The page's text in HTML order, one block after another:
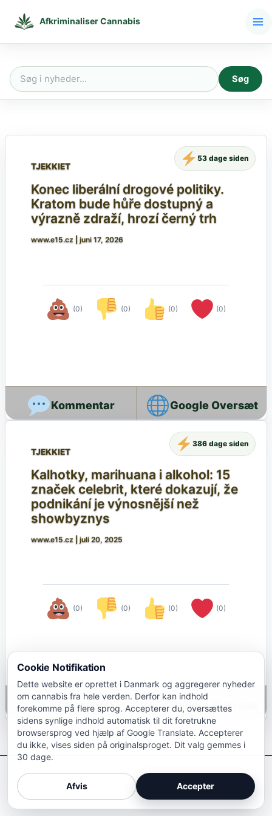
Afkriminaliser Cannabis
Søg
Søg
TJEKKIET
Konec liberální drogové politiky.
Kratom bude hůře dostupný a
výrazně zdraží, hrozí černý trh
www.e15.cz juni 17, 2026
(0) (0) (0) (0)
53 dage siden
Google Oversæt
TJEKKIET
Kalhotky, marihuana i alkohol: 15
značek celebrit, které dokazují, že
podnikání je výnosnější než
showbyznys
www.e15.cz juli 20, 2025
(0) (0) (0) (0)
386 dage siden
Google Oversæt
Afkriminaliser Cannabis
Cookie Notifikation
Dette website er oprettet i Danmark og aggregerer nyheder
om cannabis fra hele verden. Derfor kan indhold
forekomme på flere sprog. Accepterer du, oversættes
sidens synlige indhold automatisk til dit foretrukne
browsersprog ved hjælp af Google Translate. Accepterer
du ikke, vises siden på originalsproget. Dit valg gemmes i
30 dage.
Afvis Accepter